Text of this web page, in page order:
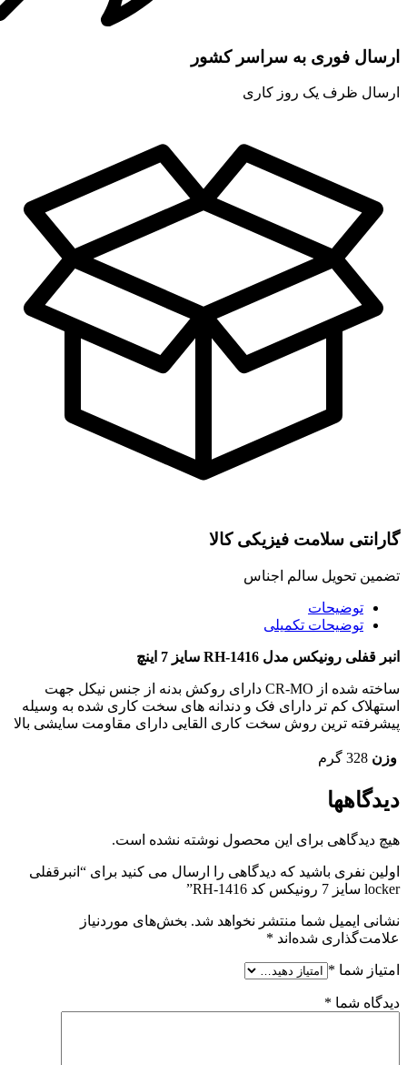
ارسال فوری به سراسر کشور
ارسال ظرف یک روز کاری
گارانتی سلامت فیزیکی کالا
تضمین تحویل سالم اجناس
توضیحات
توضیحات تکمیلی
انبر قفلی رونیکس مدل RH-1416 سایز 7 اینچ
ساخته شده از CR-MO دارای روکش بدنه از جنس نیکل جهت
استهلاک کم تر دارای فک و دندانه های سخت کاری شده به وسیله
پیشرفته ترین روش سخت کاری القایی دارای مقاومت سایشی بالا
وزن 328 گرم
دیدگاهها
هیچ دیدگاهی برای این محصول نوشته نشده است.
اولین نفری باشید که دیدگاهی را ارسال می کنید برای “انبرقفلی
locker سایز 7 رونیکس کد RH-1416”
نشانی ایمیل شما منتشر نخواهد شد. بخش‌های موردنیاز
علامت‌گذاری شده‌اند *
امتیاز شما *
دیدگاه شما *